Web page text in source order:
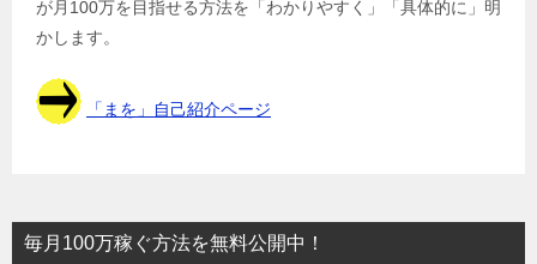
が月100万を目指せる方法を「わかりやすく」「具体的に」明
かします。
「まを」自己紹介ページ
毎月100万稼ぐ方法を無料公開中！